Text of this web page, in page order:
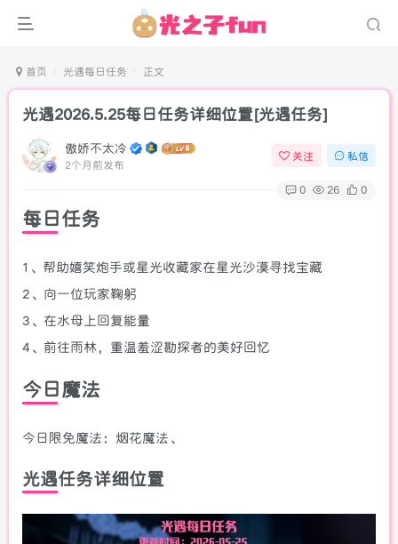
首页 光遇每日任务 正文
光遇2026.5.25每日任务详细位置[光遇任务]
傲娇不太冷
2个月前发布
关注 私信
0 26 0
每日任务
1、帮助嬉笑炮手或星光收藏家在星光沙漠寻找宝藏
2、向一位玩家鞠躬
3、在水母上回复能量
4、前往雨林，重温羞涩勘探者的美好回忆
今日魔法
今日限免魔法：烟花魔法、
光遇任务详细位置